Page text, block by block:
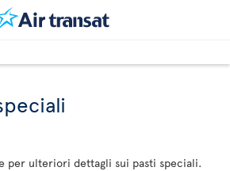
per ulteriori dettagli sui pasti speciali.